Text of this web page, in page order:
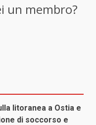
un membro?
litoranea a Ostia e
di soccorso e